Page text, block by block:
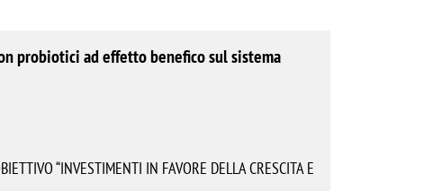
probiotici ad effetto benefico sul sistema
“INVESTIMENTI IN FAVORE DELLA CRESCITA E